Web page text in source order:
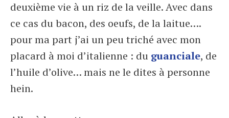
deuxième vie à un riz de la veille. Avec dans
ce cas du bacon, des oeufs, de la laitue….
pour ma part j’ai un peu triché avec mon
placard à moi d’italienne : du guanciale, de
l’huile d’olive… mais ne le dites à personne
hein.